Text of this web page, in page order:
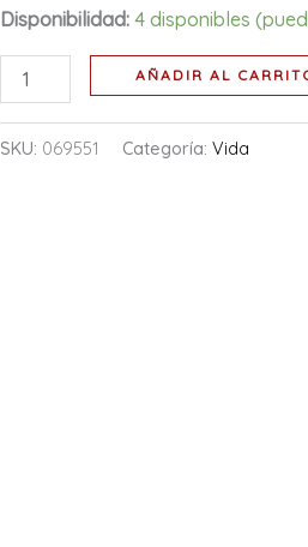
Disponibilidad: 4 disponibles
AÑADIR AL
SKU: 069551 Categoría:Vida